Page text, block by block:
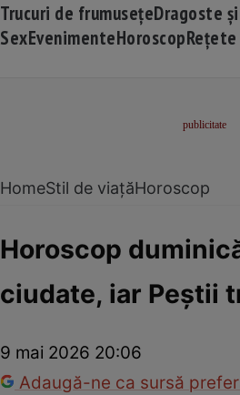
Trucuri de frumusețeDragoste și
SexEvenimenteHoroscop
HomeStil de viațăHoroscop
Horoscop
ciudate, iar Peștii
9 mai 2026 20:06
Adaugă-ne ca sursă